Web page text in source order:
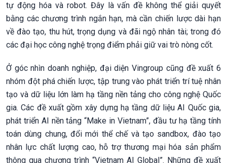
tự động hóa và robot. Đây là vấn đề không thể giải quyết
bằng các chương trình ngắn hạn, mà cần chiến lược dài hạn
về đào tạo, thu hút, trọng dụng và đãi ngộ nhân tài; trong đó
các đại học công nghệ trọng điểm phải giữ vai trò nòng cốt.
Ở góc nhìn doanh nghiệp, đại diện Vingroup cũng đề xuất 6
nhóm đột phá chiến lược, tập trung vào phát triển trí tuệ nhân
tạo và dữ liệu lớn làm hạ tầng nền tảng cho công nghệ Quốc
gia. Các đề xuất gồm xây dựng hạ tầng dữ liệu AI Quốc gia,
phát triển AI nền tảng “Make in Vietnam”, đầu tư hạ tầng tính
toán dùng chung, đổi mới thể chế và tạo sandbox, đào tạo
nhân lực chất lượng cao, hỗ trợ thương mại hóa sản phẩm
thông qua chương trình “Vietnam AI Global”. Những đề xuất